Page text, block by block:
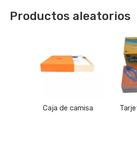
Productos aleatorios
Caja de camisa